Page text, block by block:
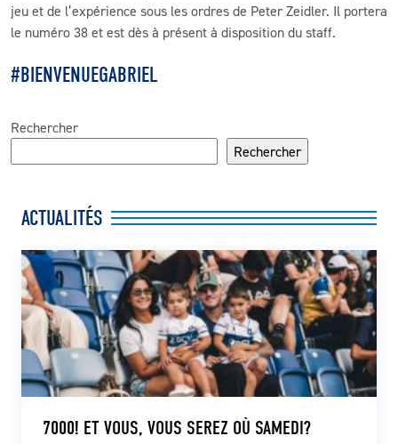
jeu et de l’expérience sous les ordres de Peter Zeidler. Il portera
le numéro 38 et est dès à présent à disposition du staff.
#BIENVENUEGABRIEL
Rechercher
Rechercher
ACTUALITÉS
7000! ET VOUS, VOUS SEREZ OÙ SAMEDI?